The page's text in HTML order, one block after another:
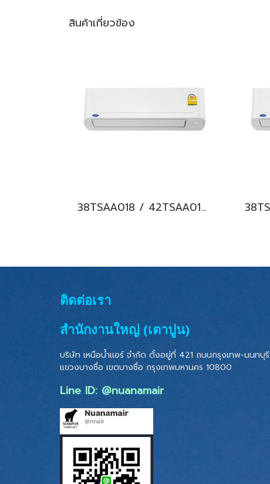
สินค้าเกี่ยวข้อง
38TSAA018 / 42TSAA018 CARRIER COPPER 7 Hi-wall Fixed Speed แอร์แคเรียร์ ติดผนัง น้ำยา R32 18000BTU. พร้อมบริการติดตั้ง
ติดต่อเรา
สำนักงานใหญ่ (เตาปูน)
บริษัท เหนือน้ำแอร์ จำกัด ตั้งอยู่ที่ 421 ถนนกรุงเทพ-นนทบุรี
แขวงบางซื่อ เขตบางซื่อ กรุงเทพมหานคร 10800
Line ID: @nuanamair